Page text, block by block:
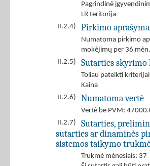
Pagrindinė
LR teritorija
II.2.4)
Pirkimo
Numatoma pirkimo
mokėjimų per 36 mėn.
II.2.5)
Sutarties
Toliau pateikti kriterijai
Kaina
II.2.6)
Numatoma vertė
Vertė be PVM:
II.2.7)
Sutarties,
sutarties ar dinaminės
sistemos taikymo
Trukmė mėnesiais: 37